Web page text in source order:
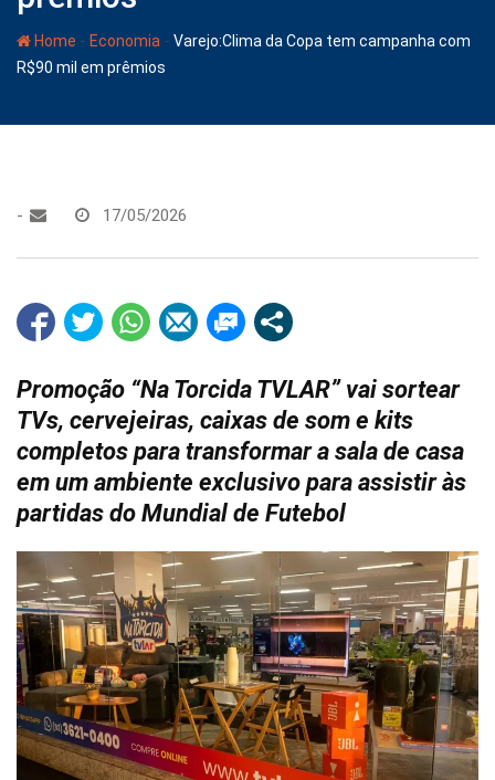
Home - Economia - Varejo:Clima da Copa tem campanha com
R$90 mil em prêmios
- 17/05/2026
Promoção “Na Torcida TVLAR” vai sortear
TVs, cervejeiras, caixas de som e kits
completos para transformar a sala de casa
em um ambiente exclusivo para assistir às
partidas do Mundial de Futebol